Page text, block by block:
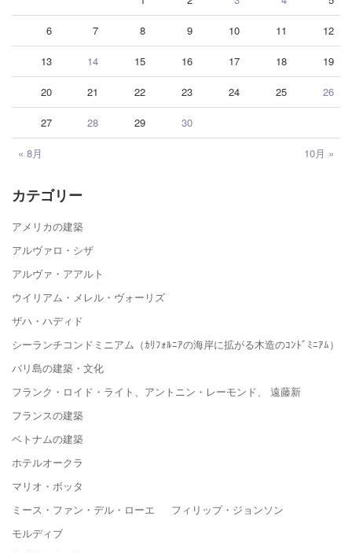
« 8月 10月 »
6 7 8 9 10 11 12
13 14 15 16 17 18 19
20 21 22 23 24 25 26
27 28 29 30
カテゴリー
アメリカの建築
アルヴァロ・シザ
アルヴァ・アアルト
ウイリアム・メレル・ヴォーリズ
ザハ・ハディド
シーランチコンドミニアム（ｶﾘﾌｫﾙﾆｱの海岸に拡がる木造のｺﾝﾄﾞﾐﾆｱﾑ）
バリ島の建築・文化
フランク・ロイド・ライト、アントニン・レーモンド、 遠藤新
フランスの建築
ベトナムの建築
ホテルオークラ
マリオ・ボッタ
ミース・ファン・デル・ローエ フィリップ・ジョンソン
モルディブ